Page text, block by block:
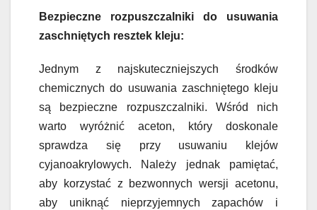
Bezpieczne rozpuszczalniki do usuwania
zaschniętych resztek kleju:
Jednym z najskuteczniejszych środków
chemicznych do usuwania zaschniętego kleju
są bezpieczne rozpuszczalniki. Wśród nich
warto wyróżnić aceton, który doskonale
sprawdza się przy usuwaniu klejów
cyjanoakrylowych. Należy jednak pamiętać,
aby korzystać z bezwonnych wersji acetonu,
aby uniknąć nieprzyjemnych zapachów i